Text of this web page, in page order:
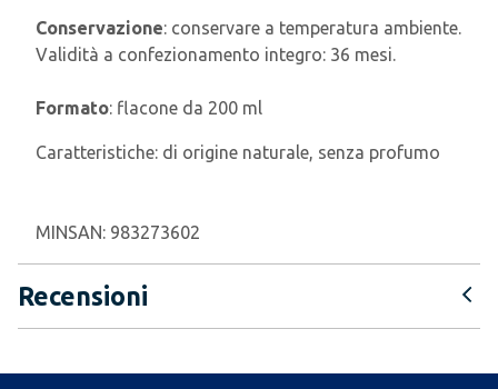
Conservazione: conservare a temperatura ambiente.
Validità a confezionamento integro: 36 mesi.
Formato: flacone da 200 ml
Caratteristiche: di origine naturale, senza profumo
MINSAN: 983273602
Recensioni